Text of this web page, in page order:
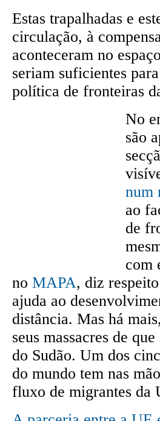
Estas trapalhadas e
circulação, à
aconteceram no
seriam suficientes
política de fronteiras
No
são
num
ao
de
com
no MAPA, diz
ajuda ao
distância. Mas há
seus massacres de
do Sudão. Um dos
do mundo tem nas
fluxo de migrantes da